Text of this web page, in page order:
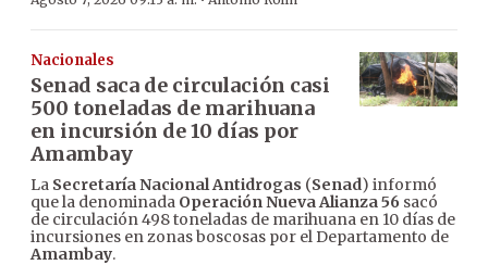
Nacionales
Senad saca de circulación casi
500 toneladas de marihuana
en incursión de 10 días por
Amambay
La Secretaría Nacional Antidrogas (Senad) informó
que la denominada Operación Nueva Alianza 56 sacó
de circulación 498 toneladas de marihuana en 10 días de
incursiones en zonas boscosas por el Departamento de
Amambay.